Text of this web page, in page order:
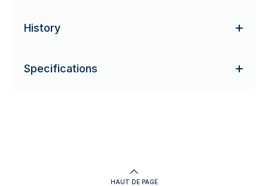
History
Specifications
HAUT DE PAGE